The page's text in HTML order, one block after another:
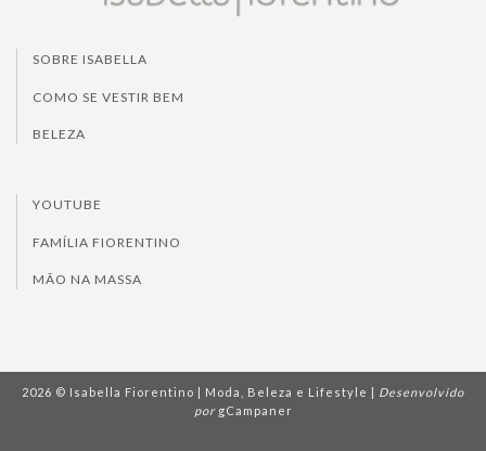
SOBRE ISABELLA
COMO SE VESTIR BEM
BELEZA
YOUTUBE
FAMÍLIA FIORENTINO
MÃO NA MASSA
2026 © Isabella Fiorentino | Moda, Beleza e Lifestyle | Desenvolvido
por gCampaner